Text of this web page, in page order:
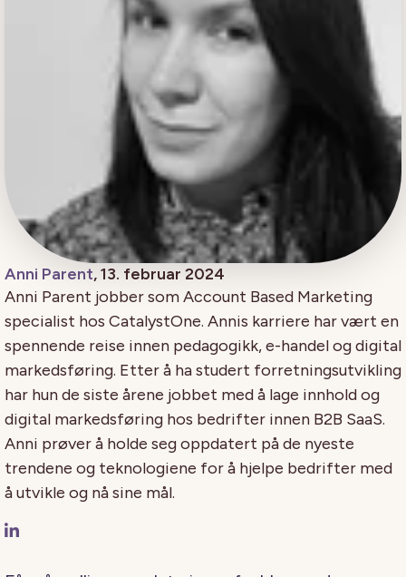
Anni Parent, 13. februar 2024
Anni Parent jobber som Account Based Marketing
specialist hos CatalystOne. Annis karriere har vært en
spennende reise innen pedagogikk, e-handel og digital
markedsføring. Etter å ha studert forretningsutvikling
har hun de siste årene jobbet med å lage innhold og
digital markedsføring hos bedrifter innen B2B SaaS.
Anni prøver å holde seg oppdatert på de nyeste
trendene og teknologiene for å hjelpe bedrifter med
å utvikle og nå sine mål.